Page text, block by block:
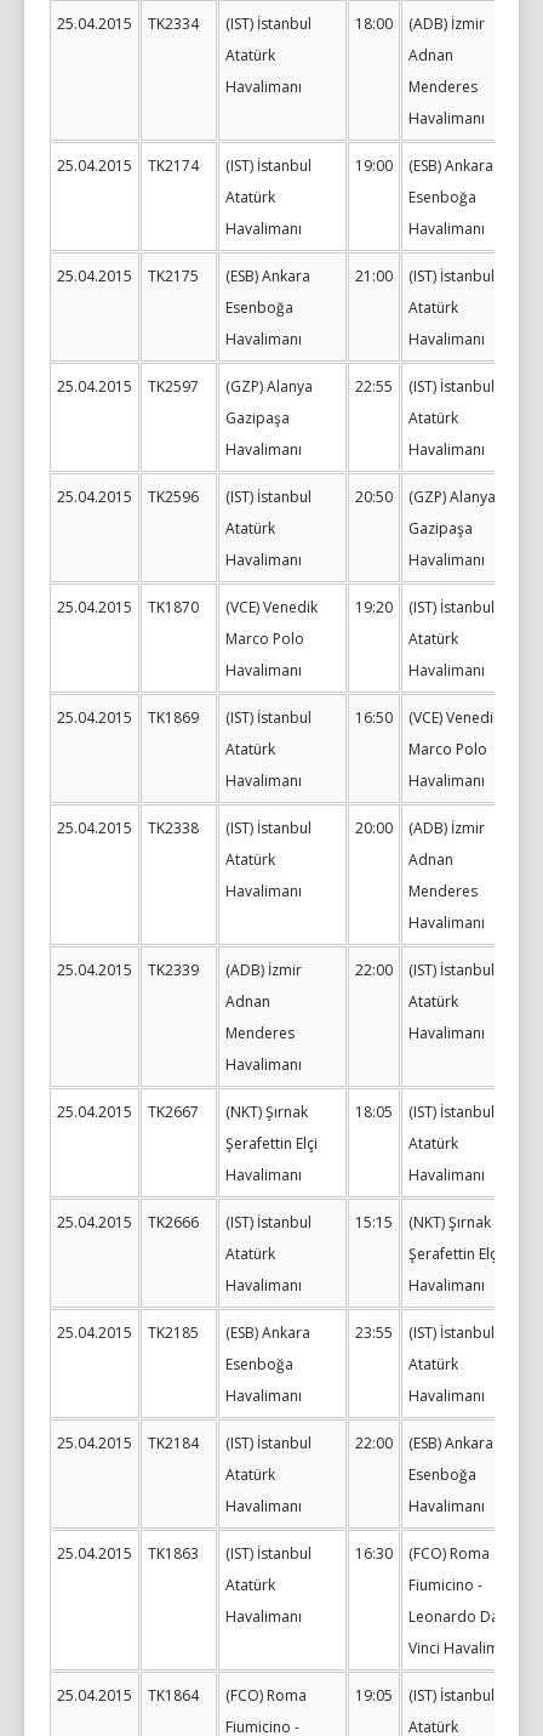
25.04.2015 TK2334
(IST) İstanbul
Atatürk
Havalimanı
18:00
(ADB) İzmir
Adnan
Menderes
Havalimanı
25.04.2015 TK2174
(IST) İstanbul
Atatürk
Havalimanı
19:00
(ESB) Ankara
Esenboğa
Havalimanı
25.04.2015 TK2175
(ESB) Ankara
Esenboğa
Havalimanı
21:00
(IST) İstanbul
Atatürk
Havalimanı
25.04.2015 TK2597
(GZP) Alanya
Gazipaşa
Havalimanı
22:55
(IST) İstanbul
Atatürk
Havalimanı
25.04.2015 TK2596
(IST) İstanbul
Atatürk
Havalimanı
20:50
(GZP) Alanya
Gazipaşa
Havalimanı
25.04.2015 TK1870
(VCE) Venedik
Marco Polo
Havalimanı
19:20
(IST) İstanbul
Atatürk
Havalimanı
25.04.2015 TK1869
(IST) İstanbul
Atatürk
Havalimanı
16:50
(VCE) Venedik
Marco Polo
Havalimanı
25.04.2015 TK2338
(IST) İstanbul
Atatürk
Havalimanı
20:00
(ADB) İzmir
Adnan
Menderes
Havalimanı
25.04.2015 TK2339
(ADB) İzmir
Adnan
Menderes
Havalimanı
22:00
(IST) İstanbul
Atatürk
Havalimanı
25.04.2015 TK2667
(NKT) Şırnak
Şerafettin Elçi
Havalimanı
18:05
(IST) İstanbul
Atatürk
Havalimanı
25.04.2015 TK2666
(IST) İstanbul
Atatürk
Havalimanı
15:15
(NKT) Şırnak
Şerafettin Elçi
Havalimanı
25.04.2015 TK2185
(ESB) Ankara
Esenboğa
Havalimanı
23:55
(IST) İstanbul
Atatürk
Havalimanı
25.04.2015 TK2184
(IST) İstanbul
Atatürk
Havalimanı
22:00
(ESB) Ankara
Esenboğa
Havalimanı
25.04.2015 TK1863
(IST) İstanbul
Atatürk
Havalimanı
16:30
(FCO) Roma
Fiumicino -
Leonardo Da
Vinci Havalimanı
25.04.2015 TK1864
(FCO) Roma
Fiumicino -
19:05
(IST) İstanbul
Atatürk